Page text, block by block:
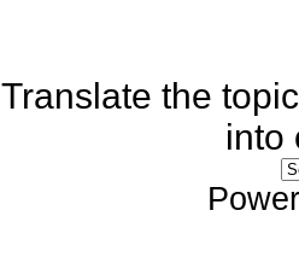
Translate the topic
into